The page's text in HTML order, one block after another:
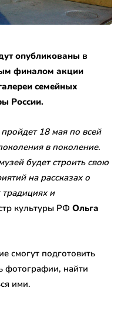
опубликованы в
финалом акции
семейных
России.
18 мая по всей
в поколение.
будет строить свою
на рассказах о
и
культуры РФ Ольга
смогут подготовить
фотографии, найти
ими.